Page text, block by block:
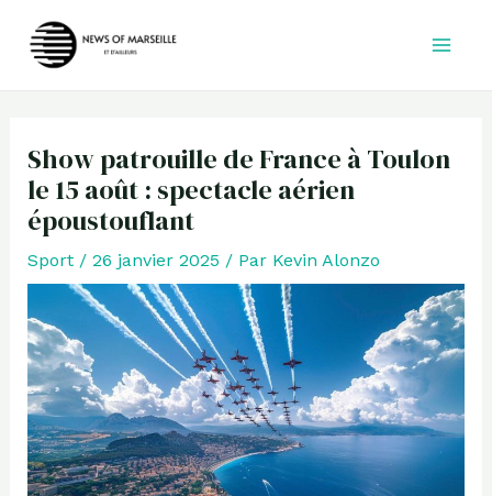
Show patrouille de France à Toulon
le 15 août : spectacle aérien
époustouflant
Sport/ 26 janvier 2025 / Par Kevin Alonzo